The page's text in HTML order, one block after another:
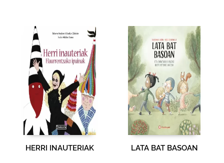
HERRI INAUTERIAK LATA BAT BASOAN